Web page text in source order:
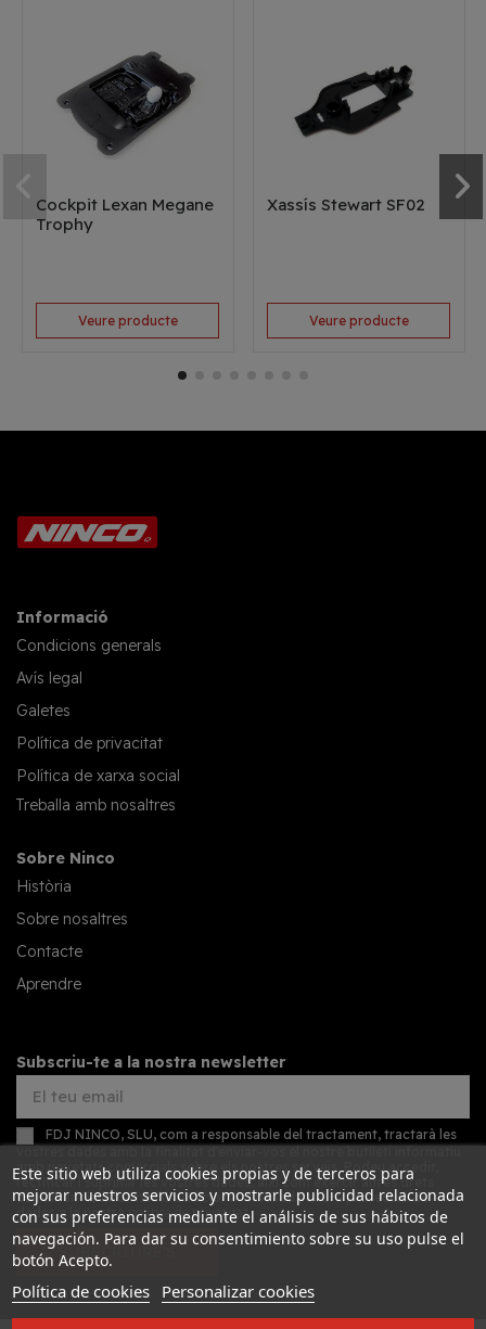
Cockpit Lexan Megane
Trophy
Veure producte
Xassís Stewart SF02
Veure producte
Informació
Condicions generals
Avís legal
Galetes
Política de privacitat
Política de xarxa social
Treballa amb nosaltres
Sobre Ninco
Història
Sobre nosaltres
Contacte
Aprendre
Subscriu-te a la nostra newsletter
FDJ NINCO, SLU, com a responsable del tractament, tractarà les
amb novetats comercials sobre els nostres serveis. Podeu accedir,
rectificar i suprimir les vostres dades, així com exercir altres drets
consultant la informació addicional detallada sobre protecció de
dades a la nostrapolítica de privacitat
SUBSCRIURE'S
Este sitio web utiliza cookies propias y de terceros para
mejorar nuestros servicios y mostrarle publicidad relacionada
con sus preferencias mediante el análisis de sus hábitos de
navegación. Para dar su consentimiento sobre su uso pulse el
botón Acepto.
Política de cookies Personalizar cookies